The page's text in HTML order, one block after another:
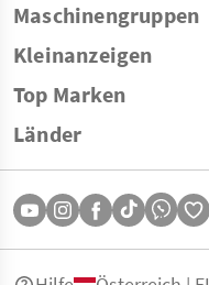
Maschinengruppen
Kleinanzeigen
Top Marken
Länder